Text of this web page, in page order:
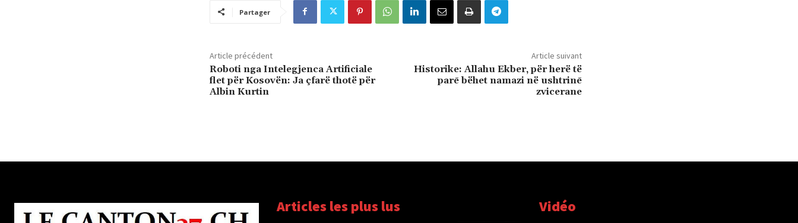
Partager
Article précédent
Roboti nga Intelegjenca Artificiale
flet për Kosovën: Ja çfarë thotë për
Albin Kurtin
Article suivant
Historike: Allahu Ekber, për herë të
parē bëhet namazi në ushtrinē
zvicerane
Articles les plus lus Vidéo